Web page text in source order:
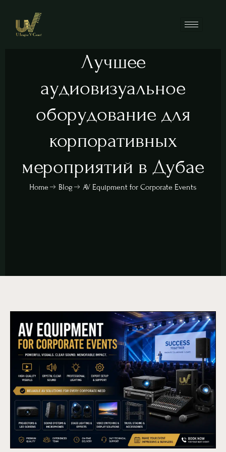
Лучшее
аудиовизуальное
оборудование для
корпоративных
мероприятий в Дубае
Home Blog AV Equipment for Corporate Events